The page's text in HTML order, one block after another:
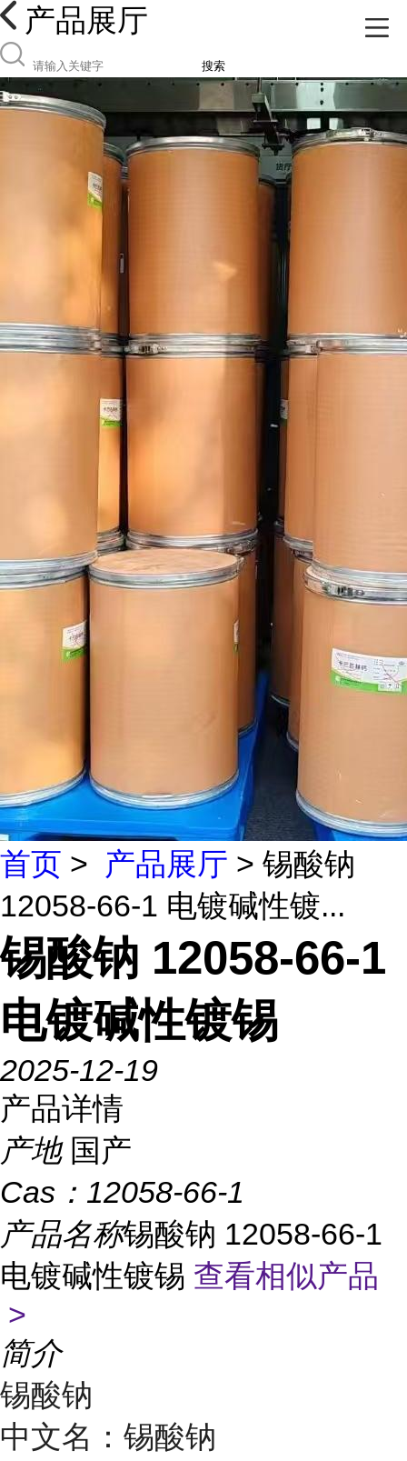
产品展厅
搜索
首页 > 产品展厅 > 锡酸钠
12058-66-1 电镀碱性镀...
锡酸钠 12058-66-1
电镀碱性镀锡
2025-12-19
产品详情
产地 国产
Cas： 12058-66-1
产品名称锡酸钠 12058-66-1
电镀碱性镀锡 查看相似产品
>
简介
锡酸钠
中文名：锡酸钠